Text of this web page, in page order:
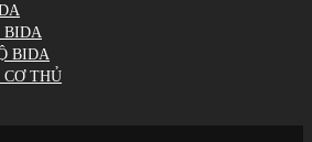
BIDA
BIDA
THỦ